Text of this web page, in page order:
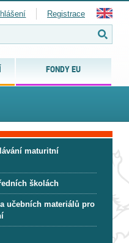
FONDY EU
Registrace
maturitní
školách
učebních materiálů pro